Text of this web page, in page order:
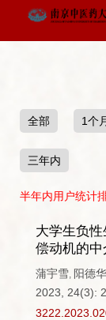
全部 1个
三年内
半年内用户统计
大学生负
偿动机的中
蒲宇雪, 阳德华
2023, 24(3):